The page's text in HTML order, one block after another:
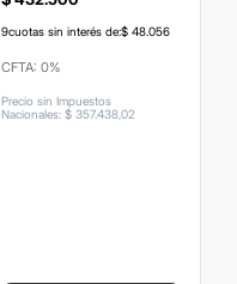
9cuotas sin interés de:$ 48056
CFTA: 0%
Precio sin Impuestos
Nacionales: $ 357.43802